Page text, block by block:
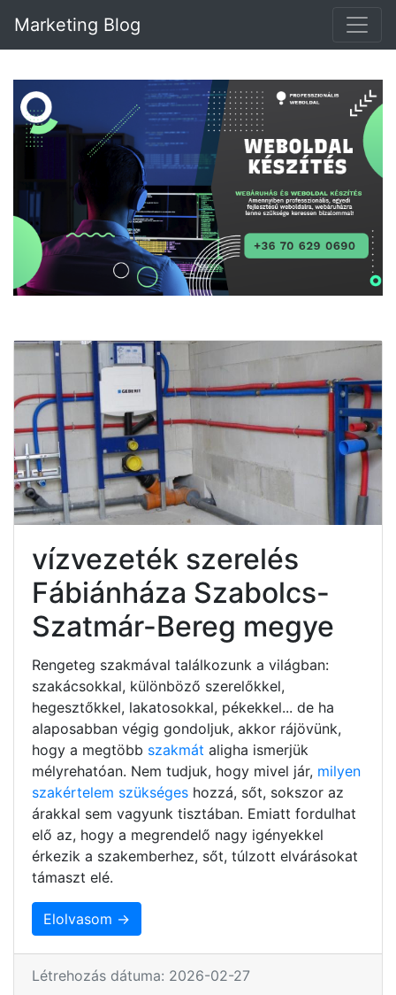
Marketing Blog
vízvezeték szerelés
Fábiánháza Szabolcs-
Szatmár-Bereg megye
Rengeteg szakmával találkozunk a világban:
szakácsokkal, különböző szerelőkkel,
hegesztőkkel, lakatosokkal, pékekkel... de ha
alaposabban végig gondoljuk, akkor rájövünk,
hogy a megtöbb szakmát aligha ismerjük
mélyrehatóan. Nem tudjuk, hogy mivel jár, milyen
szakértelem szükséges hozzá, sőt, sokszor az
árakkal sem vagyunk tisztában. Emiatt fordulhat
elő az, hogy a megrendelő nagy igényekkel
érkezik a szakemberhez, sőt, túlzott elvárásokat
támaszt elé.
Elolvasom →
Létrehozás dátuma: 2026-02-27